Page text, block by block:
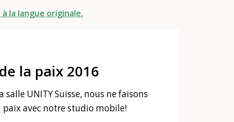
à la langue originale.
la paix 2016
UNITY Suisse, nous ne faisons
avec notre studio mobile!